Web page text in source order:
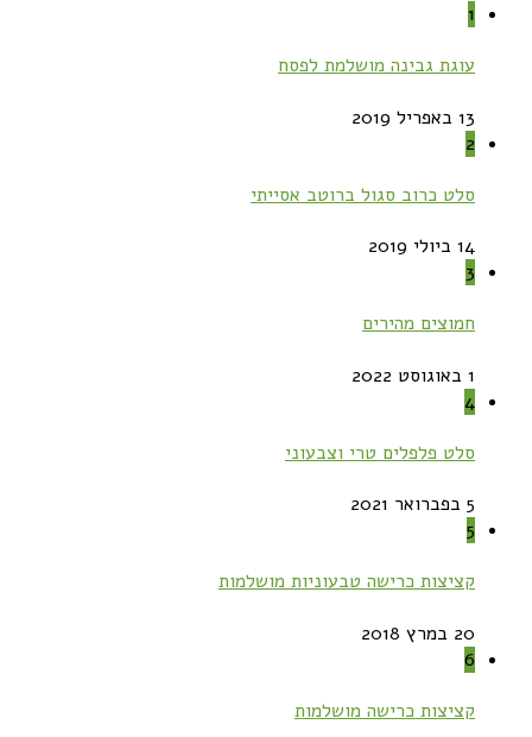
1
עוגת גבינה מושלמת לפסח
13 באפריל 2019
2
סלט כרוב סגול ברוטב אסייתי
14 ביולי 2019
3
חמוצים מהירים
1 באוגוסט 2022
4
סלט פלפלים טרי וצבעוני
5 בפברואר 2021
5
קציצות כרישה טבעוניות מושלמות
20 במרץ 2018
6
קציצות כרישה מושלמות